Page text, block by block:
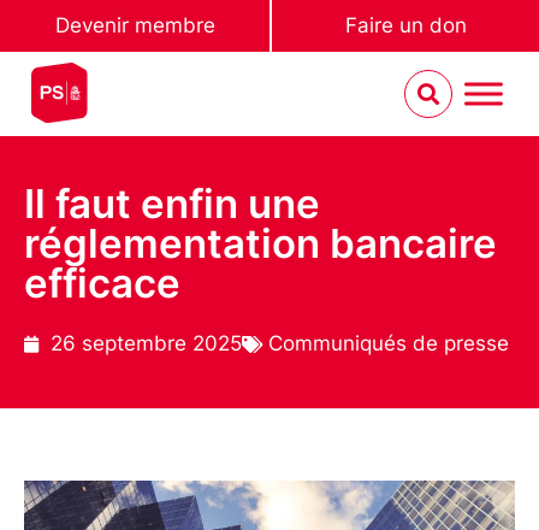
Devenir membre Faire un don
Il faut enfin une
réglementation bancaire
efficace
26 septembre 2025 Communiqués de presse